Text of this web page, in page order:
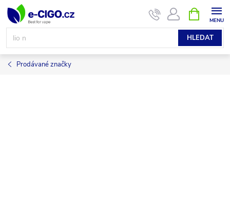
Přejít
obsah
HLEDAT
NÁKUPNÍ
KOŠÍK
Prodávané značky